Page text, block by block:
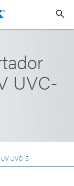
UVC-
UVC-5